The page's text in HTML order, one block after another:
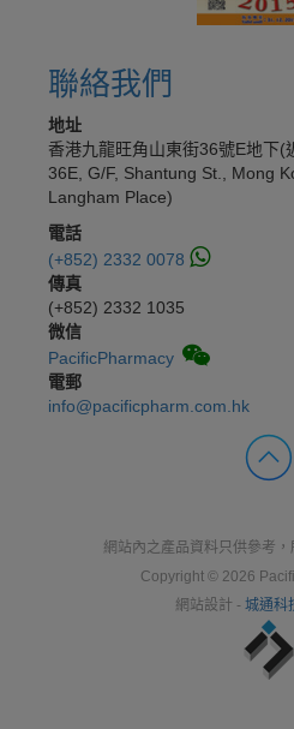
聯絡我們
地址
香港九龍旺角山東街36號E地下(
36E, G/F, Shantung St., Mong
Langham Place)
電話
(+852) 2332 0078
傳真
(+852) 2332 1035
微信
PacificPharmacy
電郵
info@pacificpharm.com.hk
網站內之產品資料只供參考，
Copyright © 2026
網站設計 - 城通科